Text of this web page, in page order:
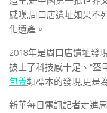
感嘆,周口店遺址如果不
化遺產。
2018年是周口店遺址發
披上了科技感十足、“盔
包養類標本的發現,更是
新華每日電訊記者走進